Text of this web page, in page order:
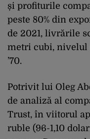
și profiturile
peste 80% din
de 2021, livrările
metri cubi, nivelul
’70.
Potrivit lui Oleg
de analiză al
Trust, în viitorul
ruble (96-1,10